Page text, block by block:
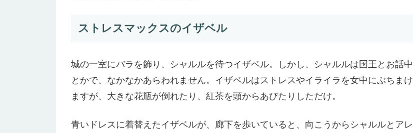
ストレスマックスのイザベル
城の一室にバラを飾り、シャルルを待つイザベル。しかし、シャルルは国王とお話中
とかで、なかなかあらわれません。イザベルはストレスやイライラを女中にぶちまけ
ますが、大きな花瓶が倒れたり、紅茶を頭からあびたりしただけ。
青いドレスに着替えたイザベルが、廊下を歩いていると、向こうからシャルルとアレ